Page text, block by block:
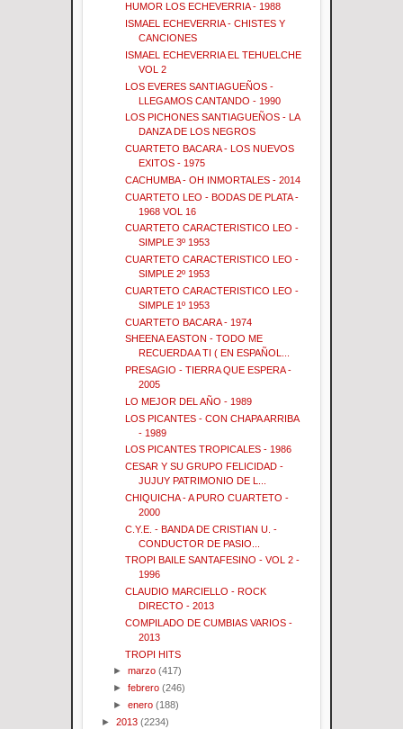
HUMOR LOS ECHEVERRIA - 1988
ISMAEL ECHEVERRIA - CHISTES Y
CANCIONES
ISMAEL ECHEVERRIA EL TEHUELCHE
VOL 2
LOS EVERES SANTIAGUEÑOS -
LLEGAMOS CANTANDO - 1990
LOS PICHONES SANTIAGUEÑOS - LA
DANZA DE LOS NEGROS
CUARTETO BACARA - LOS NUEVOS
EXITOS - 1975
CACHUMBA - OH INMORTALES - 2014
CUARTETO LEO - BODAS DE PLATA -
1968 VOL 16
CUARTETO CARACTERISTICO LEO -
SIMPLE 3º 1953
CUARTETO CARACTERISTICO LEO -
SIMPLE 2º 1953
CUARTETO CARACTERISTICO LEO -
SIMPLE 1º 1953
CUARTETO BACARA - 1974
SHEENA EASTON - TODO ME
RECUERDA A TI ( EN ESPAÑOL...
PRESAGIO - TIERRA QUE ESPERA -
2005
LO MEJOR DEL AÑO - 1989
LOS PICANTES - CON CHAPA ARRIBA
- 1989
LOS PICANTES TROPICALES - 1986
CESAR Y SU GRUPO FELICIDAD -
JUJUY PATRIMONIO DE L...
CHIQUICHA - A PURO CUARTETO -
2000
C.Y.E. - BANDA DE CRISTIAN U. -
CONDUCTOR DE PASIO...
TROPI BAILE SANTAFESINO - VOL 2 -
1996
CLAUDIO MARCIELLO - ROCK
DIRECTO - 2013
COMPILADO DE CUMBIAS VARIOS -
2013
TROPI HITS
►marzo (417)
►febrero (246)
►enero (188)
► 2013 (2234)